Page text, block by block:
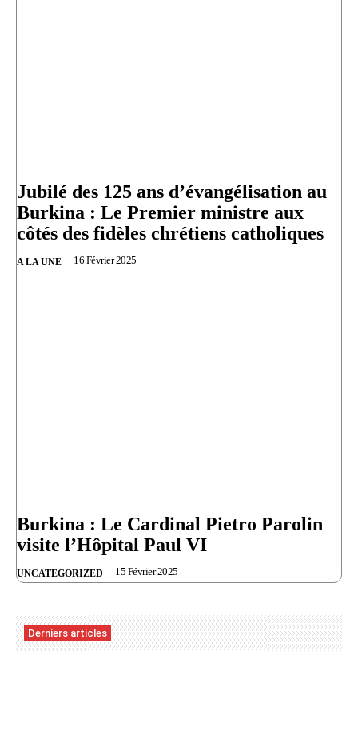
Jubilé des 125 ans d’évangélisation au
Burkina : Le Premier ministre aux
côtés des fidèles chrétiens catholiques
A LA UNE 16 Février 2025
Burkina : Le Cardinal Pietro Parolin
visite l’Hôpital Paul VI
UNCATEGORIZED 15 Février 2025
Derniers articles